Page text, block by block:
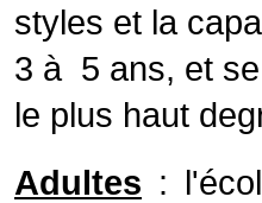
styles et la
3 à 5 ans, et
le plus haut
Adultes :